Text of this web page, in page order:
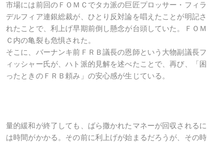
市場には前回のＦＯＭＣでタカ派の巨匠プロッサー・フィラ
デルフィア連銀総裁が、ひとり反対論を唱えたことが明記さ
れたことで、利上げ早期前倒し懸念が台頭していた。ＦＯＭ
Ｃ内の亀裂も危惧された。
そこに、バーナンキ前ＦＲＢ議長の恩師という大物副議長フ
ィッシャー氏が、ハト派的見解を述べたことで、再び、「困
ったときのＦＲＢ頼み」の安心感が生じている。
量的緩和が終了しても、ばら撒かれたマネーが回収されるに
は時間がかかる。その前に利上げが始まるだろうが、その時